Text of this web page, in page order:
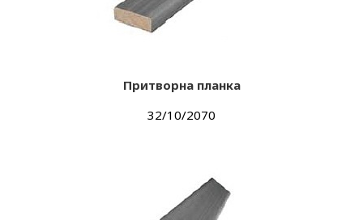
Притворна планка
32/10/2070